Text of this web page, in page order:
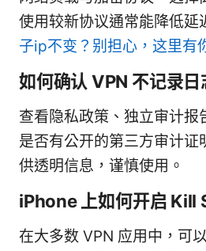
使用较新协议通常能降低延
子ip不变？别担心，这里有
如何确认 VPN 不记录日
查看隐私政策、独立审计报
是否有公开的第三方审计证
供透明信息，谨慎使用。
iPhone 上如何开启 Kill
在大多数 VPN 应用中，可